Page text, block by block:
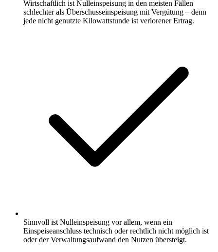
Wirtschaftlich ist Nulleinspeisung in den meisten Fällen
schlechter als Überschusseinspeisung mit Vergütung – denn
jede nicht genutzte Kilowattstunde ist verlorener Ertrag.
Sinnvoll ist Nulleinspeisung vor allem, wenn ein
Einspeiseanschluss technisch oder rechtlich nicht möglich ist
oder der Verwaltungsaufwand den Nutzen übersteigt.